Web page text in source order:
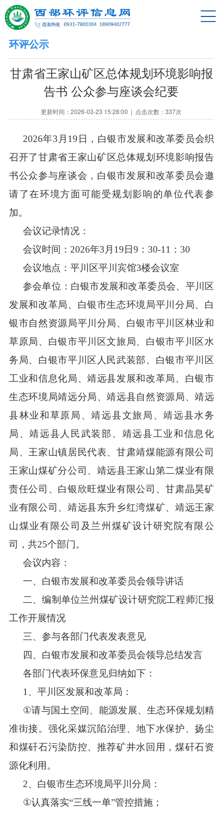
网站首页
信息公开
验收公示
政策法规
求职招聘
合作单位
环评公示
甘肃省王家山矿区总体规划环境影响报
告书 公众参与座谈会纪要
更新时间：2026-03-23 15:28:00 | 点击次数：337次
2026年3 月 19 日， 白银市发展和改革委员会织
召开了甘肃省王家山矿区总体规划环境影响报告
书公众参与座谈会， 白银市发展和改革委员会邀
请了在环境方面可能受规划影响的单位代表参
加。
会议记录情况：
会议时间： 2026年3 月 19 日9 ： 30-1 1 ： 30
会议地点： 平川区平川宾馆3楼会议室
参会单位： 白银市发展和改革委员会、平川区
发展和改革局、白银市生态环境局平川分局、白
银市自然资源局平川分局、白银市平川区林业和
草原局、白银市平川区文旅局、白银市平川区水
务局、白银市平川区人民武装部、白银市平川区
工业和信息化局、靖远县发展和改革局、白银市
生态环境局靖远分局、靖远县自然资源局、靖远
县林业和草原局、靖远县文旅局、靖远县水务
局、靖远县人民武装部、靖远县工业和信息化
局、王家山镇居民代表、甘肃靖煤能源有限公司
王家山煤矿分公司、靖远县王家山第二煤业有限
责任公司、白银欣旺煤业有限公司、甘肃晶昊矿
业有限公司、靖远县东升乡红湾煤矿、靖远王家
山煤业有限公司及兰州煤矿设计研究院有限公
司，共25个部门。
会议内容：
一、白银市发展和改革委员会领导讲话
二、编制单位兰州煤矿设计研究院工程师汇报
工作开展情况
三、参与各部门代表发表意见
四、 白银市发展和改革委员会领导总结发言
各部门代表环保意见归纳如下：
1 、 平川区发展和改革局：
①请与国 土空间 、 能源发展、生态环保规划精
准街接。强化采媒沉陷治理 、 地下水保护、扬尘
和煤矸石污染防控、推荐矿井水 回用，煤矸石资
源化利用 。
2、白银市生态环境局平川分局 ：
①认真落实“三线一单”管控措施；